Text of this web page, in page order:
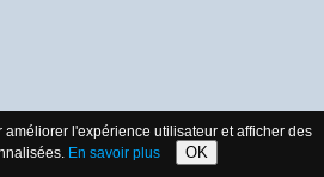
l'expérience utilisateur et afficher des
En savoir plus OK